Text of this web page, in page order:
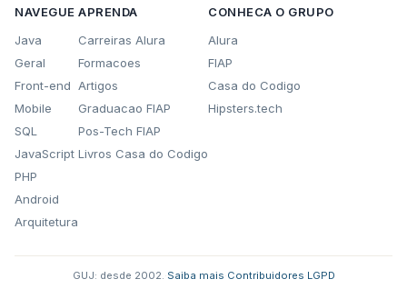
NAVEGUE
Java
Geral
Front-end
Mobile
SQL
JavaScript
PHP
Android
Arquitetura
APRENDA
Carreiras Alura
Formacoes
Artigos
Graduacao FIAP
Pos-Tech FIAP
Livros Casa do Codigo
CONHECA O GRUPO
Alura
FIAP
Casa do Codigo
Hipsters.tech
GUJ: desde 2002. Saiba mais Contribuidores LGPD